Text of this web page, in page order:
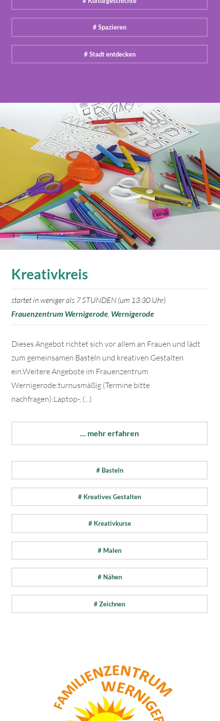
# Spazieren
# Stadt entdecken
Kreativkreis
startet in weniger als 7 STUNDEN (um 13:30 Uhr)
Frauenzentrum Wernigerode Wernigerode
Dieses Angebot richtet sich vor allem an Frauen und lädt
zum gemeinsamen Basteln und kreativen Gestalten
ein.Weitere Angebote im Frauenzentrum
Wernigerode:turnusmäßig (Termine bitte
nachfragen):Laptop-, (...)
... mehr erfahren
# Basteln
# Kreatives Gestalten
# Kreativkurse
# Malen
# Nähen
# Zeichnen